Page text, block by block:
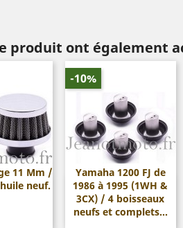
produit ont également
11 Mm /
neuf.
rapide
Yamaha 1200 FJ de
1986 à 1995 (1WH &
3CX) / 4 boisseaux
neufs et complets...
-10%
Aperçu rapide